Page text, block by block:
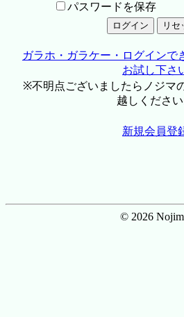
パスワードを保存
ガラホ・ガラケー・ログインで
お試し下さ
※不明点ございましたらノジマ
越しください
新規会員登
© 2026